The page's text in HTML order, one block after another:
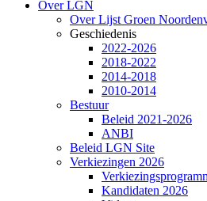
Over LGN
Over Lijst Groen
Geschiedenis
2022-2026
2018-2022
2014-2018
2010-2014
Bestuur
Beleid 2021-2026
ANBI
Beleid LGN Site
Verkiezingen 2026
Kandidaten 2026